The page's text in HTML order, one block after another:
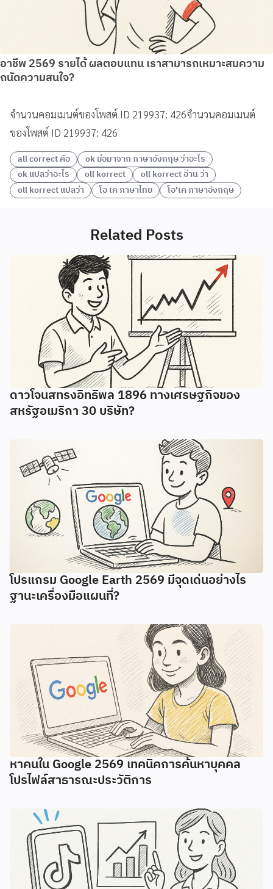
อาชีพ 2569 รายได้ ผลตอบแทน เราสามารถเหมาะสมความ
ถนัดความสนใจ?
จำนวนคอมเมนต์ของโพสต์ ID 219937: 426จำนวนคอมเมนต์
ของโพสต์ ID 219937: 426
all correct คือ
ok ย่อมาจาก ภาษาอังกฤษ ว่าอะไร
ok แปลว่าอะไร
oll korrect
oll korrect อ่าน ว่า
oll korrect แปลว่า
โอ เค ภาษาไทย โอ'เค ภาษาอังกฤษ
Related Posts
ดาวโจนสทรงอิทธิพล 1896 ทางเศรษฐกิจของ
สหรัฐอเมริกา 30 บริษัท?
โปรแกรม Google Earth 2569 มีจุดเด่นอย่างไร
ฐานะเครื่องมือแผนที่?
หาคนใน Google 2569 เทคนิคการค้นหาบุคคล
โปรไฟล์สาธารณะประวัติการ